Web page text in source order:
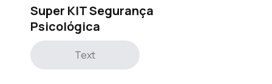
Super KIT Segurança
Psicológica
Text